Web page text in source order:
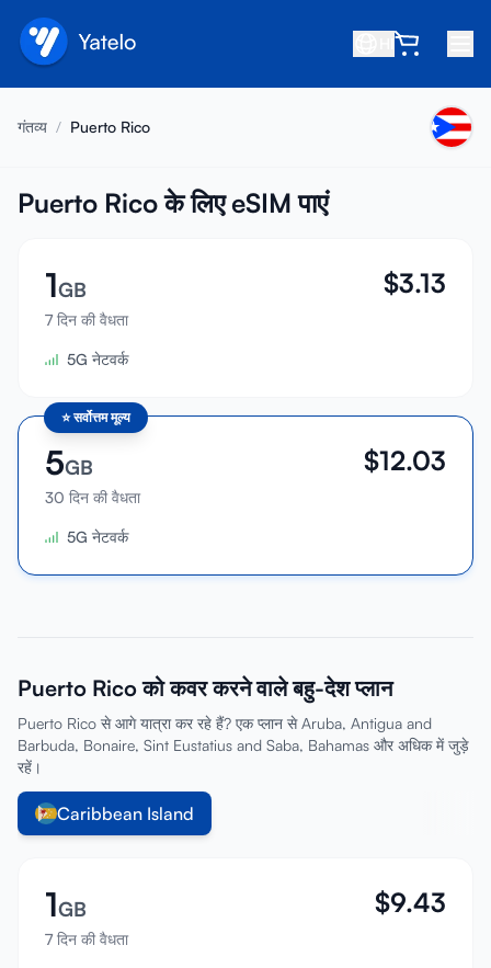
हमारे बारे में
मित्र को रेफ़र करें
सहयोगी बनें
सहायता केंद्र
अक्सर पूछे जाने वाले प्रश्न
डिवाइस संगतता
साइन इन करें
साइन अप करें
गंतव्य / Puerto Rico
Puerto Rico के लिए eSIM पाएं
1GB
7 दिन की वैधता
$3.13
5G नेटवर्क
⭐सर्वोत्तम मूल्य
5GB
30 दिन की वैधता
$12.03
5G नेटवर्क
Puerto Rico को कवर करने वाले बहु-देश प्लान
Puerto Rico से आगे यात्रा कर रहे हैं? एक प्लान से Aruba, Antigua and
Barbuda, Bonaire, Sint Eustatius and Saba, Bahamas और अधिक में जुड़े
रहें।
Caribbean Island
1GB
7 दिन की वैधता
$9.43